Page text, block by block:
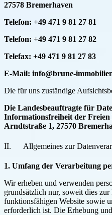
27578 Bremerhaven
Telefon: +49 471 9 81 27 81
Telefon: +49 471 9 81 27 82
Telefax: +49 471 9 81 27 83
E-Mail: info@brune-
Die für uns zuständige
Die Landesbeauftragte für
Informationsfreiheit der Freien
Arndtstraße 1, 27570
II. Allgemeines zur
1. Umfang der Verarbeitung
Wir erheben und verwenden
grundsätzlich nur, soweit dies
funktionsfähigen Website sowie
erforderlich ist. Die Erhebung